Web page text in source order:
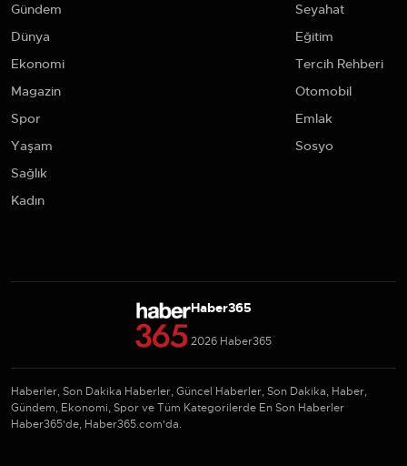
Gündem
Dünya
Ekonomi
Magazin
Spor
Yaşam
Sağlık
Kadın
Seyahat
Eğitim
Tercih Rehberi
Otomobil
Emlak
Sosyo
Haber365
2026 Haber365
Haberler, Son Dakika Haberler, Güncel Haberler, Son Dakika, Haber,
Gündem, Ekonomi, Spor ve Tüm Kategorilerde En Son Haberler
Haber365'de, Haber365.com'da.